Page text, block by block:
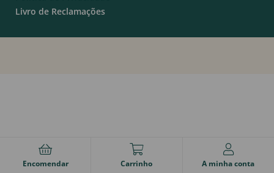
Livro de Reclamações
Encomendar Carrinho A minha conta